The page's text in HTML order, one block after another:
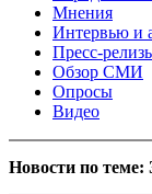
Мнения
Интервью и
Пресс-
Обзор СМИ
Опросы
Видео
Новости по теме: